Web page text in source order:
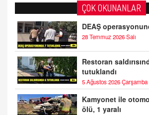
ÇOK OKUNANLAR
DEAŞ
28 Temmuz 2026 Salı
Restoran
tutuklandı
5 Ağustos 2026 Çarşamba
Kamyonet ile
ölü, 1 yaralı